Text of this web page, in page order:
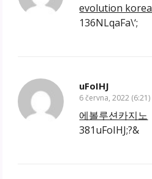
evolution korea
136NLqaFa\‘;
uFoIHJ
6 června, 2022 (6:21)
에볼루션카지노
381uFoIHJ;?&